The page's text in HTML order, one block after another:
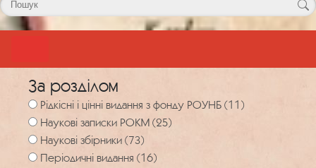
За розділом
Рідкісні і цінні видання з фонду РОУНБ (11)
Наукові записки РОКМ (25)
Наукові збірники (73)
Періодичні видання (16)